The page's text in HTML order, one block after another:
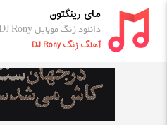
مای رینگتون
دانلود زنگ موبایل DJ Rony
آهنگ زنگ DJ Rony